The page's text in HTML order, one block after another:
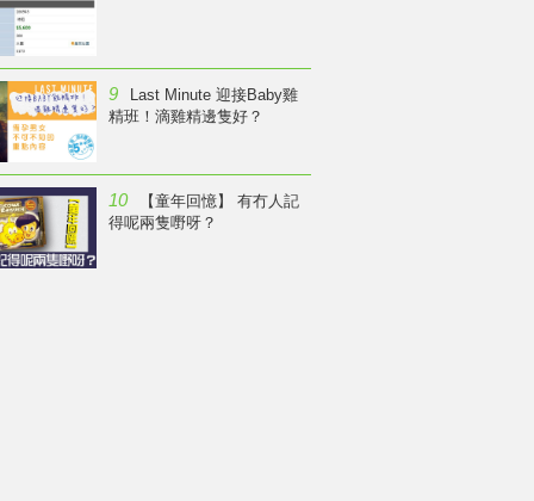
9
Last Minute 迎接Baby雞
精班！滴雞精邊隻好？
10
【童年回憶】 有冇人記
得呢兩隻嘢呀？